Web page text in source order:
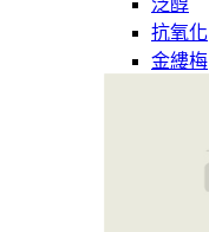
泛醇
抗氧化
金縷梅